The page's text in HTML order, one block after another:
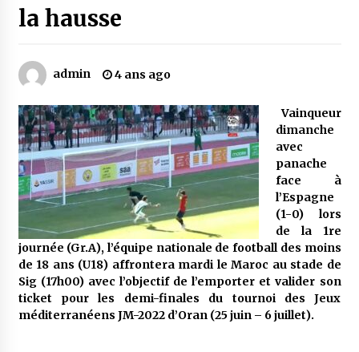
Oum el Gaïla / L’ogresse du M’zab
4 ans ago
4 ans ago
Quand on va vite
5 ans ago
« Père, tiens-moi, je vais tomber ! »
5 ans ago
Le bouc de l’Au-delà
5 ans ago
la hausse
admin 4 ans ago
Vainqueur
dimanche
avec
panache
face à
l’Espagne
(1-0) lors
de la 1re
journée (Gr.A), l’équipe nationale de football des moins
de 18 ans (U18) affrontera mardi le Maroc au stade de
Sig (17h00) avec l’objectif de l’emporter et valider son
ticket pour les demi-finales du tournoi des Jeux
méditerranéens JM-2022 d’Oran (25 juin – 6 juillet).